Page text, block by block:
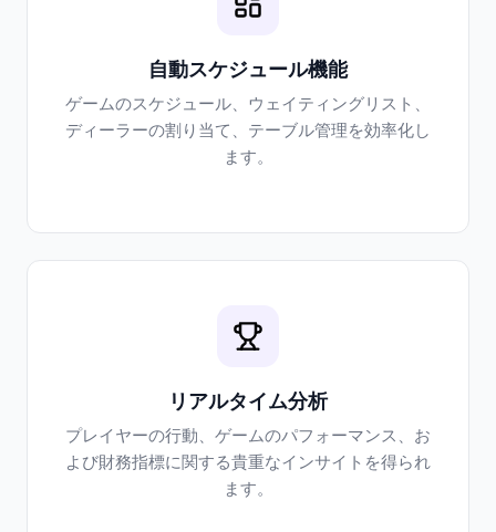
自動スケジュール機能
ゲームのスケジュール、ウェイティングリスト、
ディーラーの割り当て、テーブル管理を効率化し
ます。
リアルタイム分析
プレイヤーの行動、ゲームのパフォーマンス、お
よび財務指標に関する貴重なインサイトを得られ
ます。